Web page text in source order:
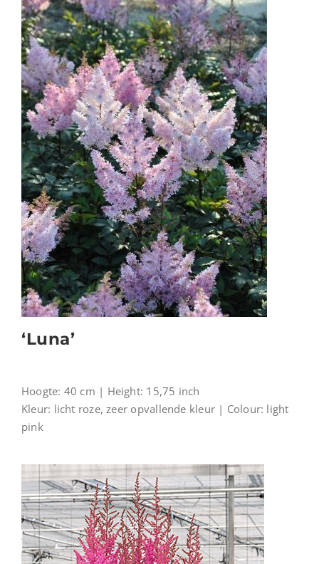
‘Luna’
Hoogte: 40 cm | Height: 15,75 inch
Kleur: licht roze, zeer opvallende kleur | Colour: light
pink